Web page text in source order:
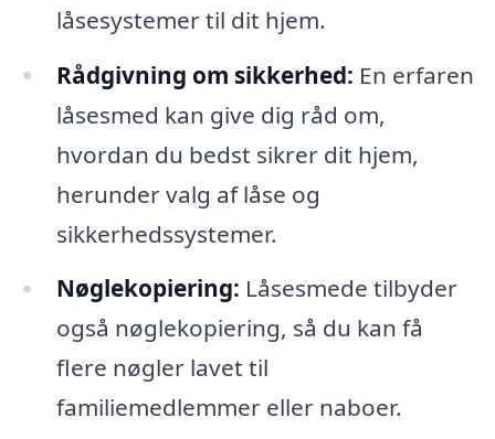
låsesystemer til dit hjem.
Rådgivning om sikkerhed: En erfaren
låsesmed kan give dig råd om,
hvordan du bedst sikrer dit hjem,
herunder valg af låse og
sikkerhedssystemer.
Nøglekopiering: Låsesmede tilbyder
også nøglekopiering, så du kan få
flere nøgler lavet til
familiemedlemmer eller naboer.